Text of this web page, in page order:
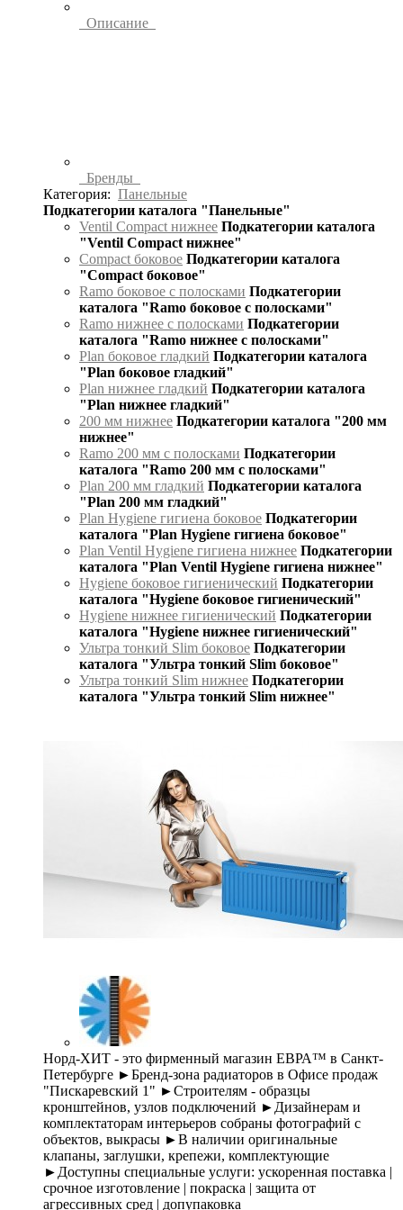
Описание
Бренды
Категория: Панельные
Подкатегории каталога "Панельные"
Ventil Compact нижнее Подкатегории каталога
"Ventil Compact нижнее"
Compact боковое Подкатегории каталога
"Compact боковое"
Ramo боковое с полосками Подкатегории
каталога "Ramo боковое с полосками"
Ramo нижнее с полосками Подкатегории
каталога "Ramo нижнее с полосками"
Plan боковое гладкий Подкатегории каталога
"Plan боковое гладкий"
Plan нижнее гладкий Подкатегории каталога
"Plan нижнее гладкий"
200 мм нижнее Подкатегории каталога "200 мм
нижнее"
Ramo 200 мм с полосками Подкатегории
каталога "Ramo 200 мм с полосками"
Plan 200 мм гладкий Подкатегории каталога
"Plan 200 мм гладкий"
Plan Hygiene гигиена боковое Подкатегории
каталога "Plan Hygiene гигиена боковое"
Plan Ventil Hygiene гигиена нижнее Подкатегории
каталога "Plan Ventil Hygiene гигиена нижнее"
Hygiene боковое гигиенический Подкатегории
каталога "Hygiene боковое гигиенический"
Hygiene нижнее гигиенический Подкатегории
каталога "Hygiene нижнее гигиенический"
Ультра тонкий Slim боковое Подкатегории
каталога "Ультра тонкий Slim боковое"
Ультра тонкий Slim нижнее Подкатегории
каталога "Ультра тонкий Slim нижнее"
Норд-ХИТ - это фирменный магазин ЕВРА™ в Санкт-
Петербурге ►Бренд-зона радиаторов в Офисе продаж
"Пискаревский 1" ►Строителям - образцы
кронштейнов, узлов подключений ►Дизайнерам и
комплектаторам интерьеров собраны фотографий с
объектов, выкрасы ►В наличии оригинальные
клапаны, заглушки, крепежи, комплектующие
►Доступны специальные услуги: ускоренная поставка |
срочное изготовление | покраска | защита от
агрессивных сред | допупаковка